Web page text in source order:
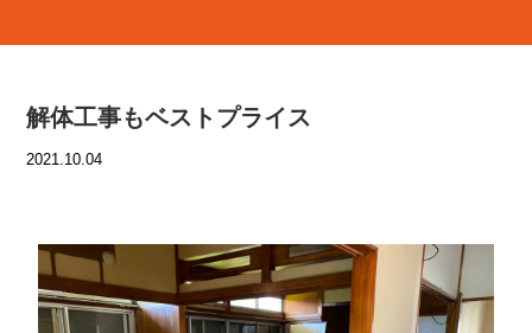
解体工事もベストプライス
2021.10.04